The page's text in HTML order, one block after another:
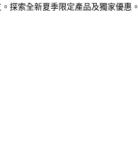
探索全新夏季限定產品及獨家優惠。